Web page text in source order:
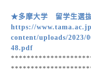
★多摩大学 留学生選
https://
content/uploads/2023/
48.pdf